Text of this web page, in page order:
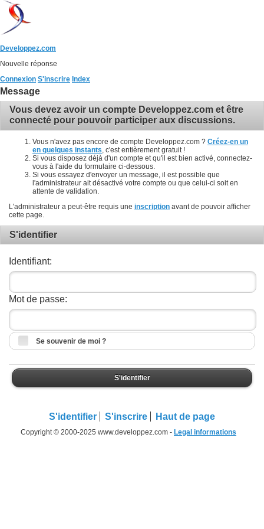
Developpez.com
Nouvelle réponse
Connexion S'inscrire Index
Message
Vous devez avoir un compte Developpez.com et être
connecté pour pouvoir participer aux discussions.
Vous n'avez pas encore de compte Developpez.com ? Créez-en un
en quelques instants , c'est entièrement gratuit !
Si vous disposez déjà d'un compte et qu'il est bien activé, connectez-
vous à l'aide du formulaire ci-dessous.
Si vous essayez d'envoyer un message, il est possible que
l'administrateur ait désactivé votre compte ou que celui-ci soit en
attente de validation.
L'administrateur a peut-être requis une inscription avant de pouvoir afficher
cette page.
S'identifier
Identifiant:
Mot de passe:
Se souvenir de moi ?
S'identifier
S'identifier S'inscrire Haut de page
Copyright © 2000-2025 www.developpez.com - Legal informations